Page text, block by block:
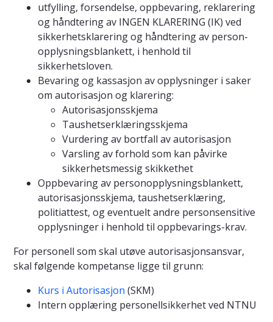
utfylling, forsendelse, oppbevaring, reklarering
og håndtering av INGEN KLARERING (IK) ved
sikkerhetsklarering og håndtering av person-
opplysningsblankett, i henhold til
sikkerhetsloven.
Bevaring og kassasjon av opplysninger i saker
om autorisasjon og klarering:
Autorisasjonsskjema
Taushetserklæringsskjema
Vurdering av bortfall av autorisasjon
Varsling av forhold som kan påvirke
sikkerhetsmessig skikkethet
Oppbevaring av personopplysningsblankett,
autorisasjonsskjema, taushetserklæring,
politiattest, og eventuelt andre personsensitive
opplysninger i henhold til oppbevarings-krav.
For personell som skal utøve autorisasjonsansvar,
skal følgende kompetanse ligge til grunn:
Kurs i Autorisasjon (SKM)
Intern opplæring personellsikkerhet ved NTNU